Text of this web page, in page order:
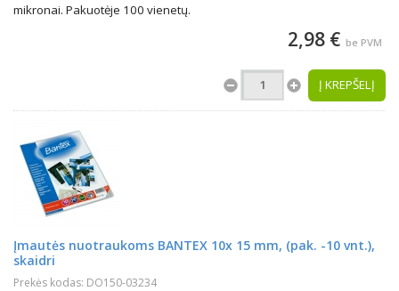
mikronai. Pakuotėje 100 vienetų.
2,98 € be PVM
Į KREPŠELĮ
Įmautės nuotraukoms BANTEX 10x 15 mm, (pak. -10 vnt.),
skaidri
Prekės kodas: DO150-03234